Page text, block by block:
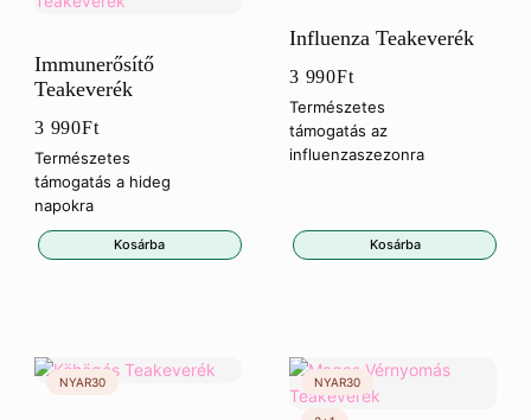
Immunerősítő
Teakeverék
3 990Ft
Természetes
támogatás a hideg
napokra
Kosárba
Influenza Teakeverék
3 990Ft
Természetes
támogatás az
influenzaszezonra
Kosárba